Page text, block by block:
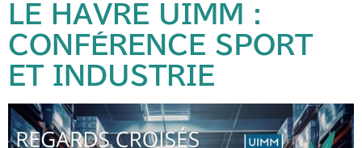
LE HAVRE UIMM :
CONFÉRENCE SPORT
ET INDUSTRIE